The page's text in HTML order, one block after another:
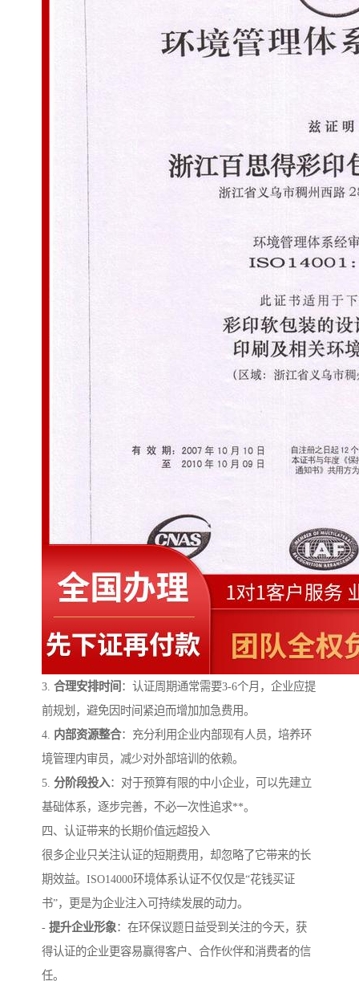
3. 合理安排时间 ：认证周期通常需要3-6个月，企业应提
前规划，避免因时间紧迫而增加加急费用。
4. 内部资源整合：充分利用企业内部现有人员，培养环
境管理内审员，减少对外部培训的依赖。
5. 分阶段投入：对于预算有限的中小企业，可以先建立
基础体系，逐步完善，不必一次性追求**。
四、认证带来的长期价值远超投入
很多企业只关注认证的短期费用，却忽略了它带来的长
期效益。ISO14000环境体系认证不仅仅是“花钱买证
书”，更是为企业注入可持续发展的动力。
- 提升企业形象：在环保议题日益受到关注的今天，获
得认证的企业更容易赢得客户、合作伙伴和消费者的信
任。